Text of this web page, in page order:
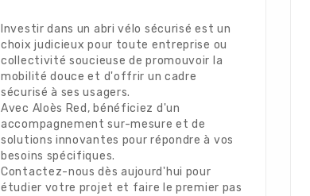
Investir dans un abri vélo sécurisé est un
choix judicieux pour toute entreprise ou
collectivité soucieuse de promouvoir la
mobilité douce et d'offrir un cadre
sécurisé à ses usagers.
Avec Aloès Red, bénéficiez d'un
accompagnement sur-mesure et de
solutions innovantes pour répondre à vos
besoins spécifiques.
Contactez-nous dès aujourd'hui pour
étudier votre projet et faire le premier pas